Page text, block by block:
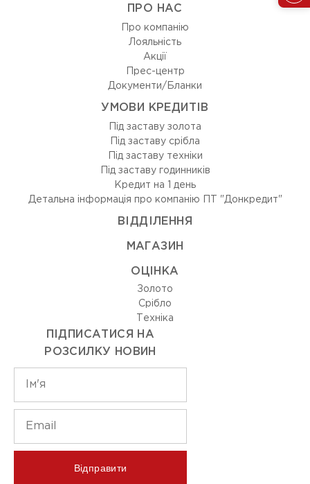
ПРО НАС
Про компанію
Лояльність
Акції
Прес-центр
Документи/Бланки
УМОВИ КРЕДИТІВ
Під заставу золота
Під заставу срібла
Під заставу техніки
Під заставу годинників
Кредит на 1 день
Детальна інформація про компанію ПТ "Донкредит"
ВIДДIЛЕННЯ
МАГАЗИН
ОЦIНКА
Золото
Срiбло
Технiка
ПІДПИСАТИСЯ НА
РОЗСИЛКУ НОВИН
Відправити